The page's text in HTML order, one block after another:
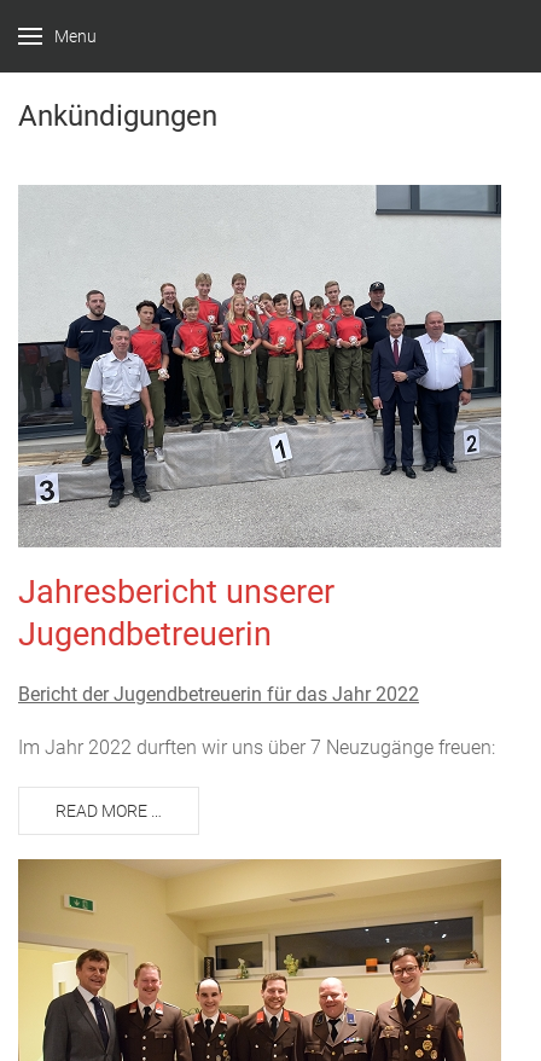
Menu
Ankündigungen
Jahresbericht unserer
Jugendbetreuerin
Bericht der Jugendbetreuerin für das Jahr 2022
Im Jahr 2022 durften wir uns über 7 Neuzugänge freuen:
READ MORE …